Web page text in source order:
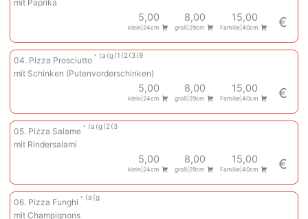
mit Paprika
5,00
klein|24cm
8,00
groß|29cm
15,00
Familie|40cm €
04. Pizza Prosciutto
a g 1 2 3 9
mit Schinken (Putenvorderschinken)
5,00
klein|24cm
8,00
groß|29cm
15,00
Familie|40cm €
05. Pizza Salame
a g 2 3
mit Rindersalami
5,00
klein|24cm
8,00
groß|29cm
15,00
Familie|40cm €
06. Pizza Funghi
a g
mit Champignons